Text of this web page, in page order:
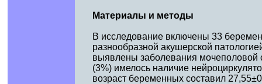
Материалы и методы
В исследование включены 33
разнообразной акушерской
выявлены заболевания мочеполовой
(3%) имелось наличие
возраст беременных составил